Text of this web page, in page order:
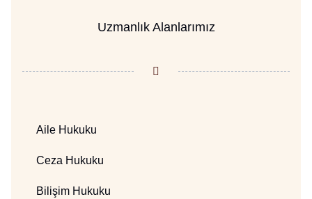
Uzmanlık Alanlarımız
Aile Hukuku
Ceza Hukuku
Bilişim Hukuku